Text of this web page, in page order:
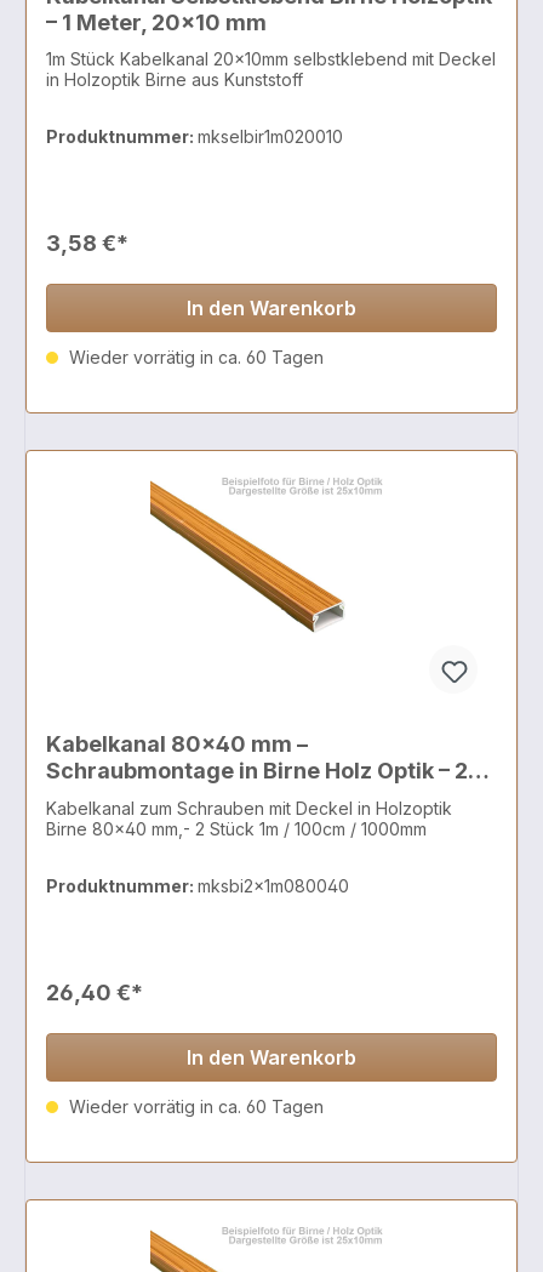
– 1 Meter, 20x10 mm
1m Stück Kabelkanal 20x10mm selbstklebend mit Deckel
in Holzoptik Birne aus Kunststoff
Produktnummer: mkselbir1m020010
3,58 €*
In den Warenkorb
Wieder vorrätig in ca. 60 Tagen
Kabelkanal 80x40 mm –
Schraubmontage in Birne Holz Optik – 2x1
Meter
Kabelkanal zum Schrauben mit Deckel in Holzoptik
Birne 80x40 mm,- 2 Stück 1m / 100cm / 1000mm
Produktnummer: mksbi2x1m080040
26,40 €*
In den Warenkorb
Wieder vorrätig in ca. 60 Tagen